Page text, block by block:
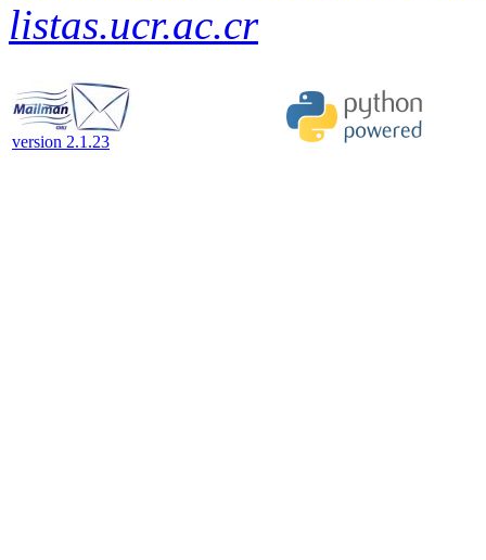
listas.ucr.ac.cr
version 2.1.23